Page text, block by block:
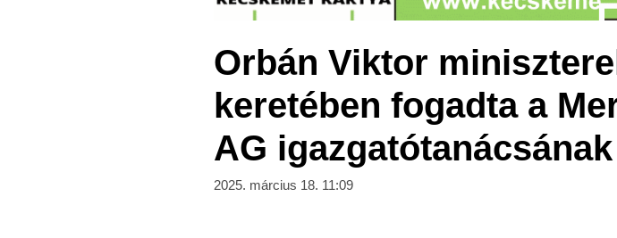
Orbán Viktor
keretében fogadta a
AG
2025. március 18. 11:09